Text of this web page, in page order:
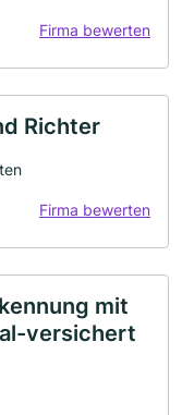
Firma bewerten
Richter
Firma bewerten
mit
versichert